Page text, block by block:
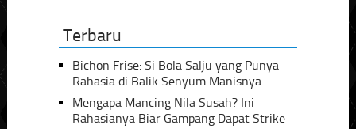
Terbaru
Bichon Frise: Si Bola Salju yang Punya
Rahasia di Balik Senyum Manisnya
Mengapa Mancing Nila Susah? Ini
Rahasianya Biar Gampang Dapat Strike